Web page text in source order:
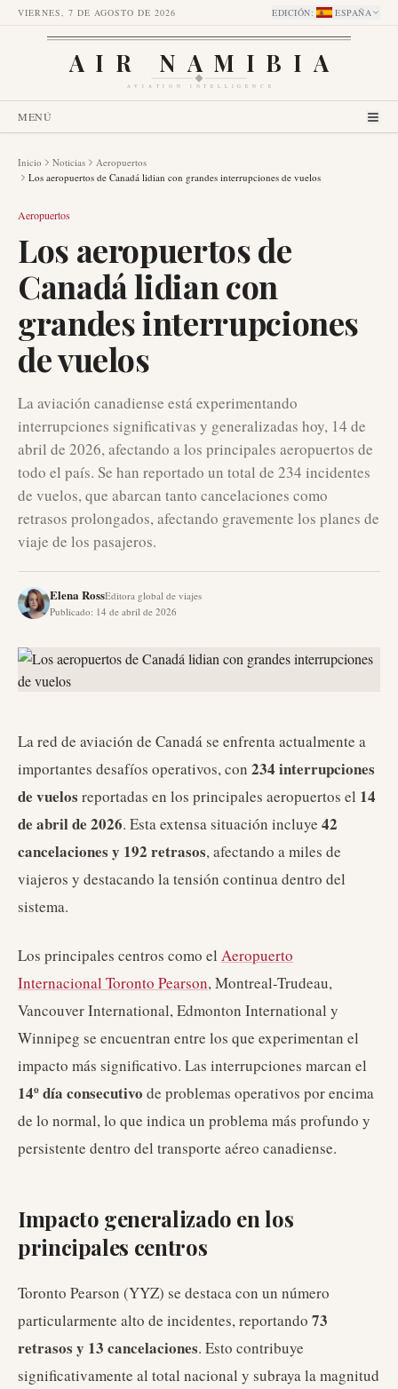
VIERNES, 7 DE AGOSTO DE 2026 EDICIÓN: ESPAÑA
AIR NAMIBIA
AVIATION INTELLIGENCE
MENÚ
Inicio Noticias
Aeropuertos
Los aeropuertos de Canadá lidian con grandes interrupciones de vuelos
Aeropuertos
Los aeropuertos de
Canadá lidian con
grandes interrupciones
de vuelos
La aviación canadiense está experimentando
interrupciones significativas y generalizadas hoy, 14 de
abril de 2026, afectando a los principales aeropuertos de
todo el país. Se han reportado un total de 234 incidentes
de vuelos, que abarcan tanto cancelaciones como
retrasos prolongados, afectando gravemente los planes de
viaje de los pasajeros.
Elena RossEditora global de viajes
Publicado: 14 de abril de 2026
La red de aviación de Canadá se enfrenta actualmente a
importantes desafíos operativos, con 234 interrupciones
de vuelos reportadas en los principales aeropuertos el 14
de abril de 2026. Esta extensa situación incluye 42
cancelaciones y 192 retrasos, afectando a miles de
viajeros y destacando la tensión continua dentro del
sistema.
Los principales centros como el Aeropuerto
Internacional Toronto Pearson, Montreal-Trudeau,
Vancouver International, Edmonton International y
Winnipeg se encuentran entre los que experimentan el
impacto más significativo. Las interrupciones marcan el
14º día consecutivo de problemas operativos por encima
de lo normal, lo que indica un problema más profundo y
persistente dentro del transporte aéreo canadiense.
Impacto generalizado en los
principales centros
Toronto Pearson (YYZ) se destaca con un número
particularmente alto de incidentes, reportando 73
retrasos y 13 cancelaciones. Esto contribuye
significativamente al total nacional y subraya la magnitud